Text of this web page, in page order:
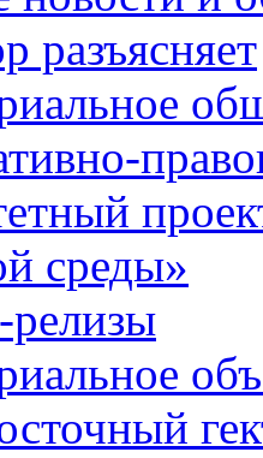
разъясняет
среды»
релизы